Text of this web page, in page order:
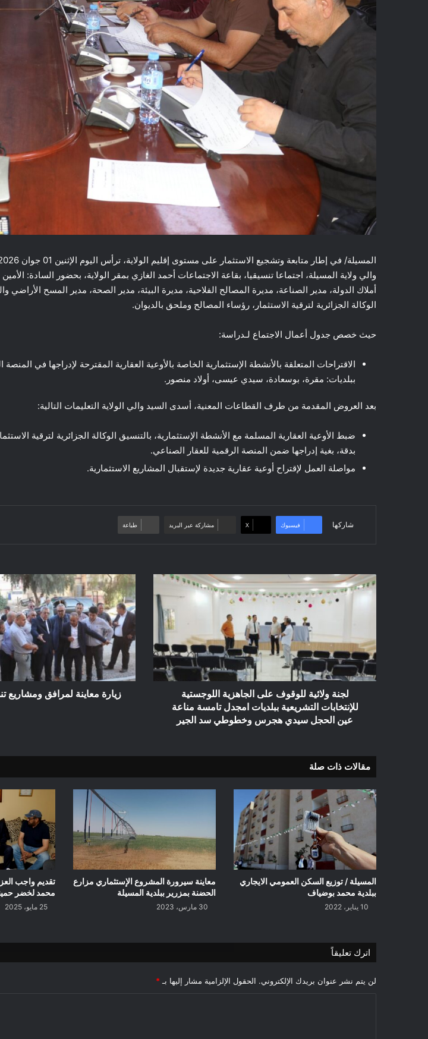
والي ولاية المسيلة، اجتماعا تنسيقيا، بقاعة الاجتماعات أحمد الغازي بمقر الولاية، بحضور السادة: الأمين
أملاك الدولة، مدير الصناعة، مديرة المصالح الفلاحية، مديرة البيئة، مدير الصحة، مدير المسح الأراضي
الوكالة الجزائرية لترقية الاستثمار، رؤساء المصالح وملحق بالديوان.
حيث خصص جدول أعمال الاجتماع لـدراسة:
الاقتراحات المتعلقة بالأنشطة الإستثمارية الخاصة بالأوعية العقارية المقترحة لإدراجها في
ببلديات: مقرة، بوسعادة، سيدي عيسى، أولاد منصور.
بعد العروض المقدمة من طرف القطاعات المعنية، أسدى السيد والي الولاية التعليمات التالية:
ضبط الأوعية العقارية المسلمة مع الأنشطة الإستثمارية، بالتنسيق الوكالة الجزائرية لترقية
بدقة، بغية إدراجها ضمن المنصة الرقمية للعقار الصناعي.
مواصلة العمل لإقتراح أوعية عقارية جديدة لإستقبال المشاريع الاستثمارية.
شاركها فيسبوك ‫X مشاركة عبر البريد طباعة
لجنة
ولائية
اللوجستية
للإنتخابات
التشريعية
ببلديات
تامسة
سيدي
هجرس
وخطوطي
سد
الجير
لجنة ولائية للوقوف على الجاهزية اللوجستية
للإنتخابات التشريعية ببلديات امجدل تامسة مناعة
عين الحجل سيدي هجرس وخطوطي سد الجير
زيارة
معاينة
لمرافق
ومشاريع
تنموية
ببلدية
المسيلة
زيارة معاينة لمرافق ومشاريع
مقالات ذات صلة
المسيلة / توزيع السكن العمومي الايجاري
ببلدية محمد بوضياف
10 يناير، 2022
معاينة سيرورة المشروع الإستثماري مزارع
الحضنة بمزرير ببلدية المسيلة
30 مارس، 2023
تقديم واجب
محمد لخضر
25 مايو، 2025
اترك تعليقاً
لن يتم نشر عنوان بريدك الإلكتروني. الحقول الإلزامية مشار إليها بـ *